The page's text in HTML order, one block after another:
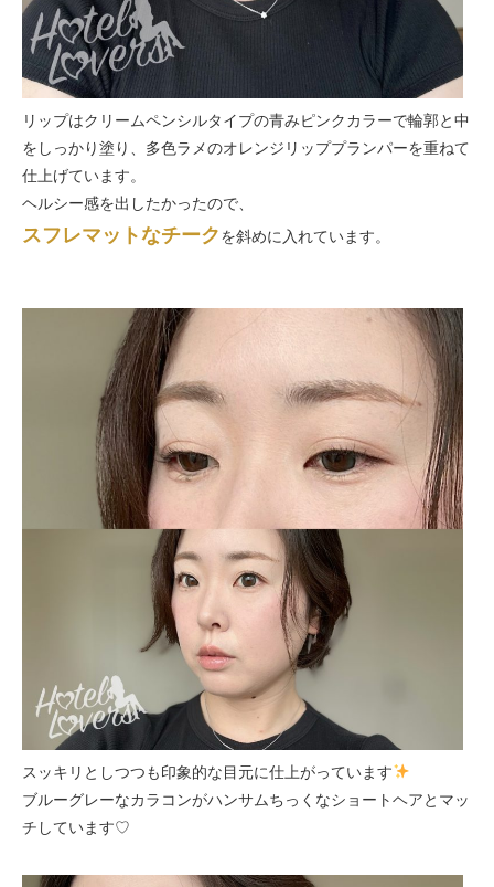
リップはクリームペンシルタイプの青みピンクカラーで輪郭と中
をしっかり塗り、多色ラメのオレンジリッププランパーを重ねて
仕上げています。
ヘルシー感を出したかったので、
スフレマットなチークを斜めに入れています。
スッキリとしつつも印象的な目元に仕上がっています
ブルーグレーなカラコンがハンサムちっくなショートヘアとマッ
チしています♡